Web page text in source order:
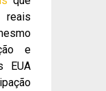
reais
e
EUA